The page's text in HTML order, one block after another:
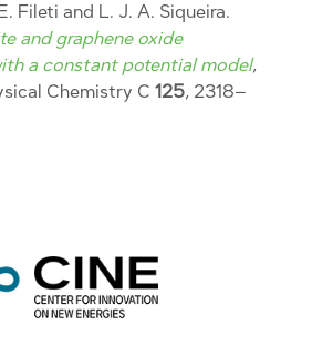
Fileti and L. J. A. Siqueira.
and graphene oxide
a constant potential model,
Chemistry C 125, 2318–